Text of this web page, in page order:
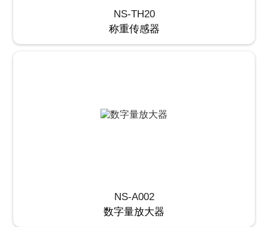
NS-TH20
称重传感器
NS-A002
数字量放大器